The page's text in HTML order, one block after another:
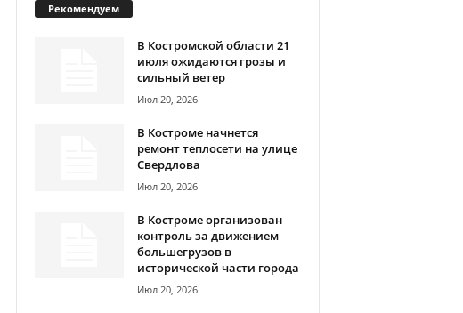
Рекомендуем
В Костромской области 21
июля ожидаются грозы и
сильный ветер
Июл 20, 2026
В Костроме начнется
ремонт теплосети на улице
Свердлова
Июл 20, 2026
В Костроме организован
контроль за движением
большегрузов в
исторической части города
Июл 20, 2026